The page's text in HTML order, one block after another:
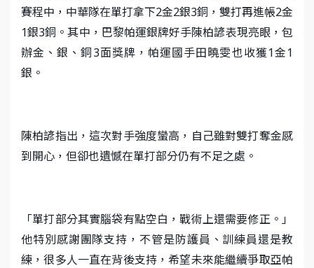
賽程中，中華隊在單打拿下2金2銀3銅，雙打再進帳2金
1銀3銅。其中，巴黎帕運銀牌好手陳柏諺表現亮眼，包
辦金、銀、銅3面獎牌，帕運國手田曉雯也收獲1金1
銀。
陳柏諺指出，這次對手強度蠻高，自己雖對雙打奪金感
到開心，但卻也遺憾在單打部分仍有不足之處。
「單打部分其實腦袋有點空白，戰術上還需要修正。」
他特別感謝團隊支持，不管是防護員、訓練員還是教
練，很多人一直在背後支持，希望未來能繼續爭取亞帕